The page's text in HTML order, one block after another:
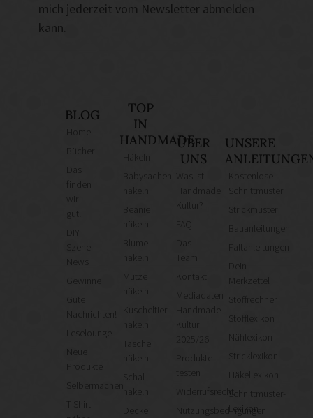
mich jederzeit vom Newsletter abmelden
kann.
BLOG
finden
gut!
News
Gute
Nachrichten!
Leselounge
Neue
Produkte
Selbermachen
T-Shirt
TOP
IN
HANDMADE
häkeln
häkeln
Mütze
häkeln
Kuscheltier
Tasche
häkeln
ÜBER
UNS
Was ist
Kultur?
Das
Team
Kontakt
Mediadaten
Kultur
2025/26
Produkte
testen
Widerrufsrecht
Nutzungsbedingungen
UNSERE
Kostenlose
Schnittmuster
Strickmuster
Bauanleitungen
Faltanleitungen
Merkzettel
Stoffrechner
Stofflexikon
Nählexikon
Stricklexikon
Häkellexikon
Schnittmuster-
Lexikon